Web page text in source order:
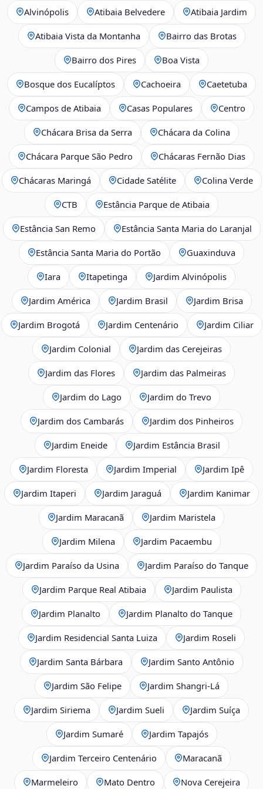
Alvinópolis Atibaia Belvedere Atibaia Jardim
Atibaia Vista da Montanha Bairro das Brotas
Bairro dos Pires Boa Vista
Bosque dos Eucalíptos Cachoeira Caetetuba
Campos de Atibaia Casas Populares Centro
Chácara Brisa da Serra Chácara da Colina
Chácara Parque São Pedro Chácaras Fernão Dias
Chácaras Maringá Cidade Satélite Colina Verde
CTB Estância Parque de Atibaia
Estância San Remo Estância Santa Maria do Laranjal
Estância Santa Maria do Portão Guaxinduva
Iara Itapetinga Jardim Alvinópolis
Jardim América Jardim Brasil Jardim Brisa
Jardim Brogotá Jardim Centenário Jardim Ciliar
Jardim Colonial Jardim das Cerejeiras
Jardim das Flores Jardim das Palmeiras
Jardim do Lago Jardim do Trevo
Jardim dos Cambarás Jardim dos Pinheiros
Jardim Eneide Jardim Estância Brasil
Jardim Floresta Jardim Imperial Jardim Ipê
Jardim Itaperi Jardim Jaraguá Jardim Kanimar
Jardim Maracanã Jardim Maristela
Jardim Milena Jardim Pacaembu
Jardim Paraíso da Usina Jardim Paraíso do Tanque
Jardim Parque Real Atibaia Jardim Paulista
Jardim Planalto Jardim Planalto do Tanque
Jardim Residencial Santa Luiza Jardim Roseli
Jardim Santa Bárbara Jardim Santo Antônio
Jardim São Felipe Jardim Shangri-Lá
Jardim Siriema Jardim Sueli Jardim Suíça
Jardim Sumaré Jardim Tapajós
Jardim Terceiro Centenário Maracanã
Marmeleiro Mato Dentro Nova Cerejeira